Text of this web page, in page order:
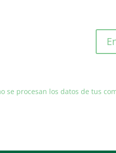
se procesan los datos de tus